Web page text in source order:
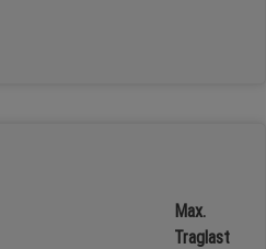
Max.
Traglast